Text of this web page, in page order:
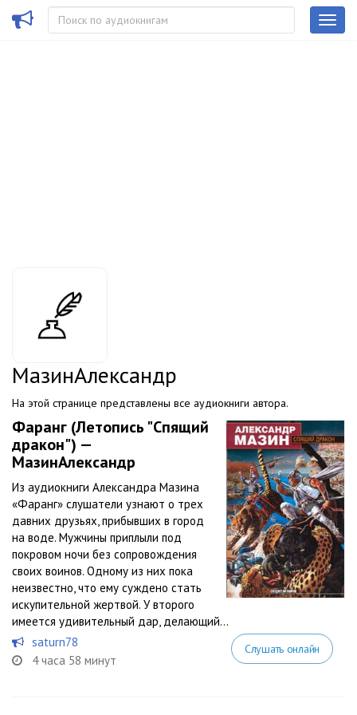
МазинАлександр
На этой странице представлены все аудиокниги автора.
Фаранг (Летопись "Спящий
дракон") —
МазинАлександр
Из аудиокниги Александра Мазина
«Фаранг» слушатели узнают о трех
давних друзьях, прибывших в город
на воде. Мужчины приплыли под
покровом ночи без сопровождения
своих воинов. Одному из них пока
неизвестно, что ему суждено стать
искупительной жертвой. У второго
имеется удивительный дар, делающий...
saturn78
4 часа 58 минут
Слушать онлайн